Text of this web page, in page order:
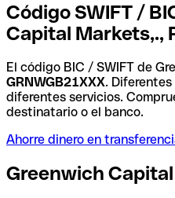
Código SWIFT /
Capital Markets,.,
El código BIC / SWIFT de
GRNWGB21XXX.
diferentes servicios.
destinatario o el banco.
Ahorre dinero en
Greenwich